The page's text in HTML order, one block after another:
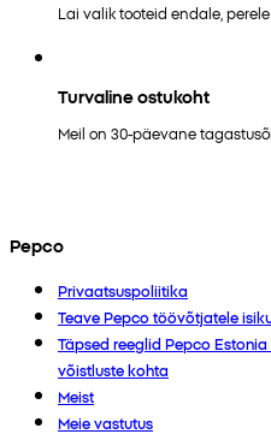
Lai valik tooteid endale,
Turvaline ostukoht
Meil on 30-päevane
Pepco
Privaatsuspoliitika
Teave Pepco töövõtjatele
Täpsed reeglid Pepco
võistluste kohta
Meist
Meie vastutus